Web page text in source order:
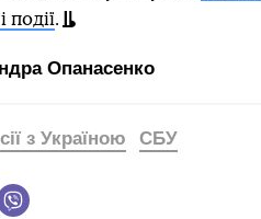
події.
Опанасенко
з Україною СБУ